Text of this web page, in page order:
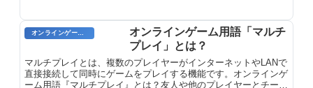
オンラインゲーム用語「マルチ
プレイ」とは？
マルチプレイとは、複数のプレイヤーがインターネットやLANで
直接接続して同時にゲームをプレイする機能です。オンラインゲ
ーム用語『マルチプレイ』とは？友人や他のプレイヤーとチーム